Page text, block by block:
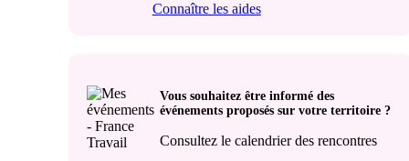
Connaître les aides
Vous souhaitez être informé des
événements proposés sur votre territoire ?
Consultez le calendrier des rencontres